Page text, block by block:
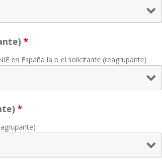
*
en España la o el solicitante (reagrupante)
*